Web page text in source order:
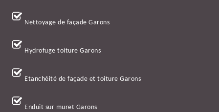
Nettoyage de façade Garons
Hydrofuge toiture Garons
Etanchéité de façade et toiture Garons
Enduit sur muret Garons